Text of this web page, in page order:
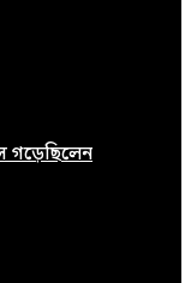
গড়েছিলেন